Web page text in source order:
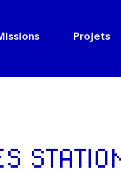
Projets